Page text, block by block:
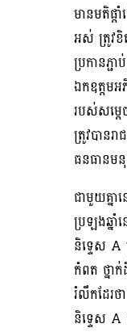
មានមតិផ្
អស់ ត្រូវខិ
ប្រកានភ្
ឯកឧត្តម
របស់សម្ត
ត្រូវបាន
ធនធានម
ជាមួយគ្ន
ប្រឡងឆ្ន
និទ្ទេស A
កំពត ថ្នា
រំលឹកដែរ
និទ្ទេស